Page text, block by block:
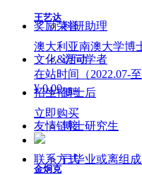
科研助理
访问学者
博士后
博士研究生
已毕业或离组
奖励荣誉
文化&活动
招生招聘
友情链接
联系方式
王艺达
澳大利亚南澳大学博
在站时间（2022.07-至
¥ 0.00
立即购买
金炯克